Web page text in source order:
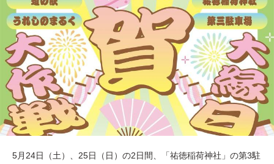
5月24日（土）、25日（日）の2日間、「祐徳稲荷神社」の第3駐